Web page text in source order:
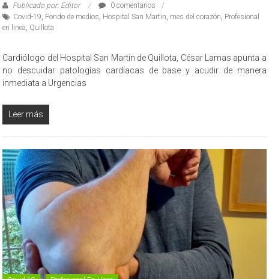
Publicado por: Editor
0 comentarios
Covid-19, Fondo de medios, Hospital San Martin, mes del corazón, Profesional
en linea, Quillota
Cardiólogo del Hospital San Martín de Quillota, César Lamas apunta a
no descuidar patologías cardíacas de base y acudir de manera
inmediata a Urgencias
Leer más